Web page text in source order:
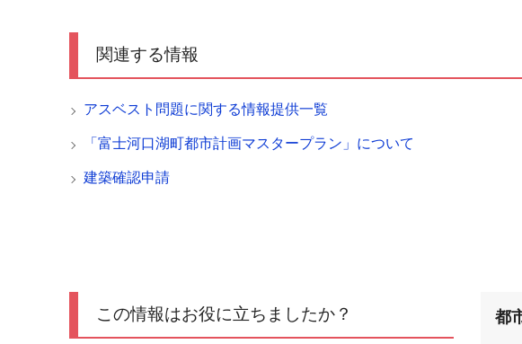
関連する情報
アスベスト問題に関する情報提供一覧
「富士河口湖町都市計画マスタープラン」について
建築確認申請
この情報はお役に立ちましたか？ 都